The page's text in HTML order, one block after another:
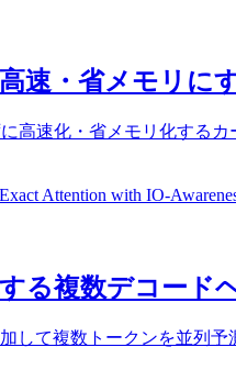
速・省メモリに
に高速化・省メモリ化す
Attention with IO-
る複数デコード
して複数トークンを並列